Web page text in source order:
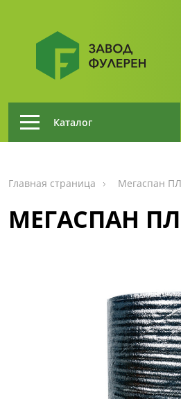
Каталог
Главная страница Мегаспан
МЕГАСПАН